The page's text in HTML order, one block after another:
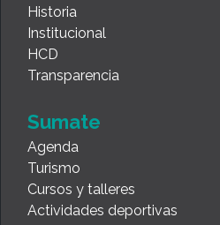
Historia
Institucional
HCD
Transparencia
Sumate
Agenda
Turismo
Cursos y talleres
Actividades deportivas